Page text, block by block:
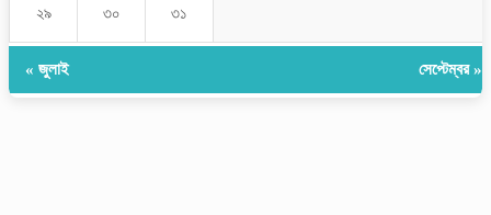
২৯ ৩০ ৩১
« জুলাই সেপ্টেম্বর »